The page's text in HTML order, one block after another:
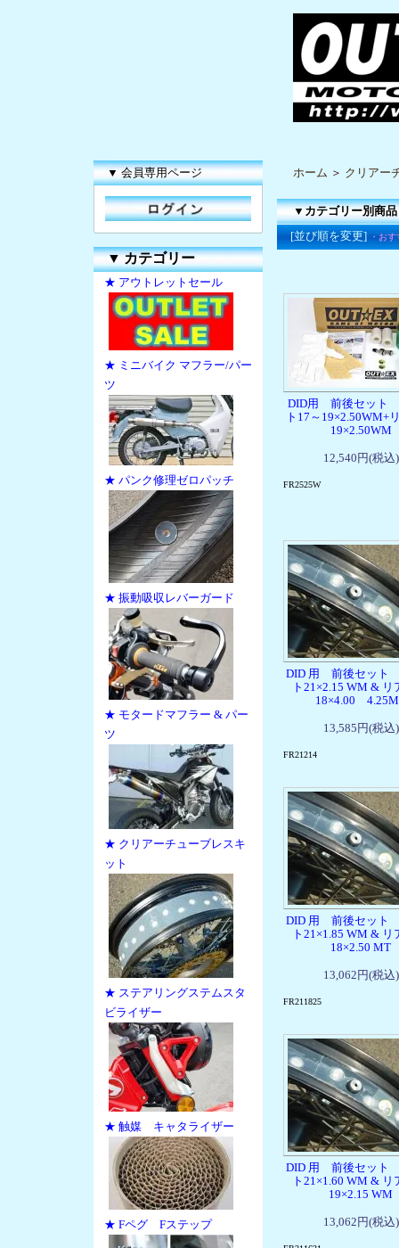
▼ 会員専用ページ
▼カテゴリー
★ アウトレットセール
★ ミニバイク マフラー/パー
ツ
★ パンク修理ゼロパッチ
★ 振動吸収レバーガード
★ モタードマフラー & パー
ツ
★ クリアーチューブレスキ
ット
★ ステアリングステムスタ
ビライザー
★ 触媒 キャタライザー
★ Fペグ Fステップ
ホーム ＞ クリアー
▼カテゴリー別商品
[並び順を変更]
・お
DID用 前後セット
ト17～19×2.50WM+
19×2.50WM
12,540円(税込)
FR2525W
DID 用 前後セット
ト21×2.15 WM & リ
18×4.00
13,585円(税込)
FR21214
DID 用 前後セット
ト21×1.85 WM & リ
18×2.50 MT
13,062円(税込)
FR211825
DID 用 前後セット
ト21×1.60 WM & リ
19×2.15 WM
13,062円(税込)